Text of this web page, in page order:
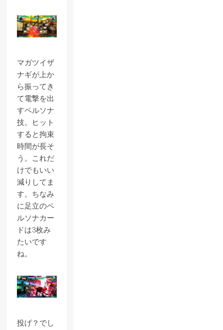
マガツイザ
ナギが上か
ら振ってき
て電撃を出
すペルソナ
技。ヒット
すると拘束
時間が長そ
う。これだ
けでもいい
減りしてま
す。ちなみ
に足立のペ
ルソナカー
ドは3枚み
たいです
ね。
投げ？でし